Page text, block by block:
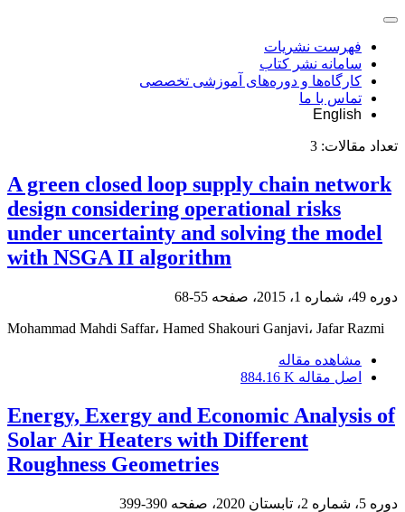
فهرست نشریات
سامانه نشر کتاب
کارگاه‌ها و دوره‌های آموزشی تخصصی
تماس با ما
English
تعداد مقالات: 3
A green closed loop supply chain network
design considering operational risks
under uncertainty and solving the model
with NSGA II algorithm
دوره 49، شماره 1، 2015، صفحه 55-68
Mohammad Mahdi Saffar، Hamed Shakouri Ganjavi، Jafar Razmi
مشاهده مقاله
اصل مقاله 884.16 K
Energy, Exergy and Economic Analysis of
Solar Air Heaters with Different
Roughness Geometries
دوره 5، شماره 2، تابستان 2020، صفحه 390-399